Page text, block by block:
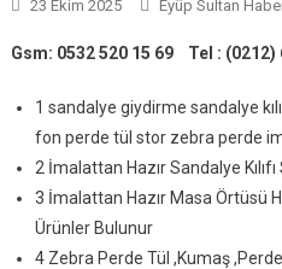
23 Ekim 2025 Eyüp Sultan
Gsm: 0532 520 15 69 Tel : (0212)
1 sandalye giydirme sandalye
fon perde tül stor zebra perde
2 İmalattan Hazır Sandalye
3 İmalattan Hazır Masa Örtüsü
Ürünler Bulunur
4 Zebra Perde Tül ,Kumaş